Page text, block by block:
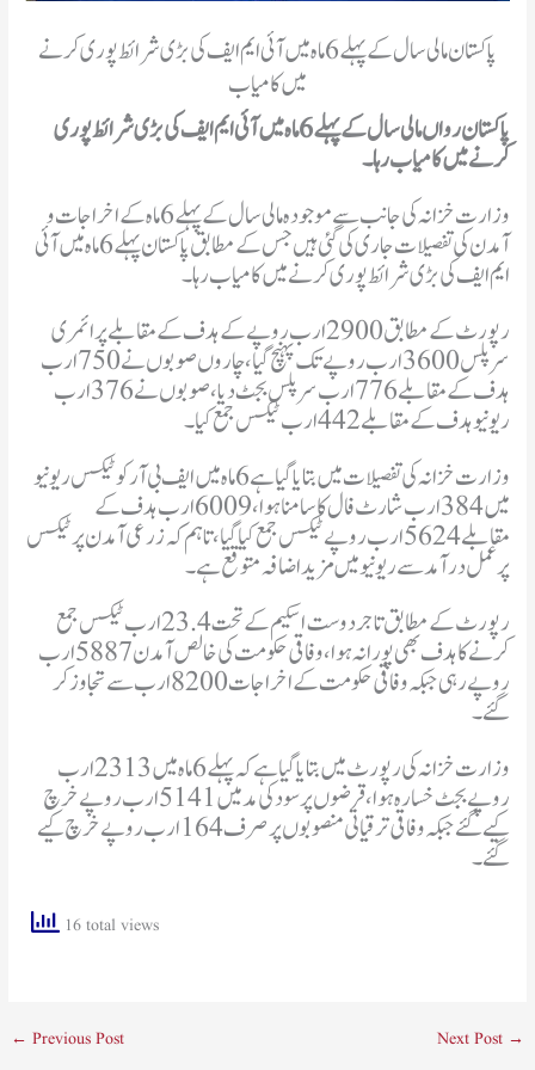
پاکستان مالی سال کے پہلے 6 ماہ میں آئی ایم ایف کی بڑی شرائط پوری کرنے
میں کامیاب
پاکستان رواں مالی سال کے پہلے 6 ماہ میں آئی ایم ایف کی بڑی شرائط پوری
کرنے میں کامیاب رہا۔
وزارت خزانہ کی جانب سے موجودہ مالی سال کے پہلے 6 ماہ کے اخراجات و
آمدن کی تفصیلات جاری کی گئی ہیں جس کے مطابق پاکستان پہلے 6 ماہ میں آئی
ایم ایف کی بڑی شرائط پوری کرنے میں کامیاب رہا۔
رپورٹ کے مطابق 2900 ارب روپے کے ہدف کے مقابلے پرائمری
سرپلس 3600 ارب روپے تک پہنچ گیا، چاروں صوبوں نے 750 ارب
ہدف کے مقابلے 776 ارب سرپلس بجٹ دیا، صوبوں نے 376 ارب
ریونیو ہدف کے مقابلے 442 ارب ٹیکس جمع کیا۔
وزارت خزانہ کی تفصیلات میں بتایا گیا ہے 6 ماہ میں ایف بی آر کو ٹیکس ریونیو
میں 384 ارب شارٹ فال کا سامنا ہوا، 6009 ارب ہدف کے
مقابلے 5624 ارب روپے ٹیکس جمع کیا گیا، تاہم کہ زرعی آمدن پر ٹیکس
پر عمل درآمد سے ریونیو میں مزید اضافہ متوقع ہے۔
رپورٹ کے مطابق تاجر دوست اسکیم کے تحت 23.4 ارب ٹیکس جمع
کرنے کا ہدف بھی پورا نہ ہوا، وفاقی حکومت کی خالص آمدن 5887 ارب
روپے رہی جبکہ وفاقی حکومت کے اخراجات 8200 ارب سے تجاوز کر
گئے۔
وزارت خزانہ کی رپورٹ میں بتایا گیا ہے کہ پہلے 6 ماہ میں 2313 ارب
روپے بجٹ خسارہ ہوا، قرضوں پر سود کی مد میں 5141 ارب روپے خرچ
کیے گئے جبکہ وفاقی ترقیاتی منصوبوں پر صرف 164 ارب روپے خرچ کیے
گئے۔
16 total views
← Previous Post Next Post →